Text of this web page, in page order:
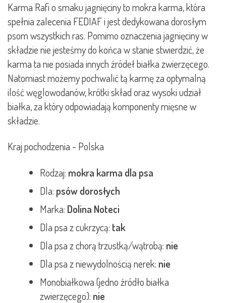
Karma Rafi o smaku jagnięciny to mokra karma, która
spełnia zalecenia FEDIAF i jest dedykowana dorosłym
psom wszystkich ras. Pomimo oznaczenia jagnięciny w
składzie nie jesteśmy do końca w stanie stwierdzić, że
karma ta nie posiada innych źródeł białka zwierzęcego.
Natomiast możemy pochwalić tą karmę za optymalną
ilość węglowodanów, krótki skład oraz wysoki udział
białka, za który odpowiadają komponenty mięsne w
składzie.
Kraj pochodzenia - Polska
Rodzaj: mokra karma dla psa
Dla: psów dorosłych
Marka: Dolina Noteci
Dla psa z cukrzycą: tak
Dla psa z chorą trzustką/wątrobą: nie
Dla psa z niewydolnością nerek: nie
Monobiałkowa (jedno źródło białka
zwierzęcego): nie